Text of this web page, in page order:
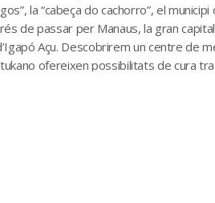
la “cabeça do cachorro”, el
de passar per Manaus, la gran
Açu. Descobrirem un centre de
ofereixen possibilitats de cura